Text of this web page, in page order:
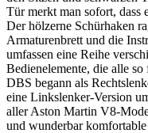
Tür merkt man sofort, dass
Der hölzerne Schürhaken
Armaturenbrett und die
umfassen eine Reihe
Bedienelemente, die alle
DBS begann als
eine Linkslenker-Version
aller Aston Martin V8-
und wunderbar